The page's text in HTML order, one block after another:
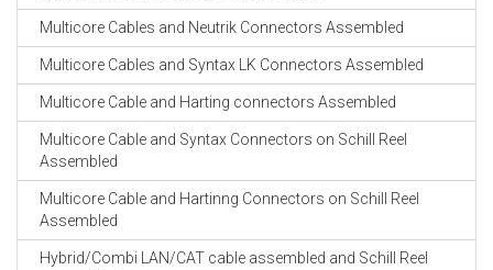
Multicore Cables and Neutrik Connectors Assembled
Multicore Cables and Syntax LK Connectors Assembled
Multicore Cable and Harting connectors Assembled
Multicore Cable and Syntax Connectors on Schill Reel
Assembled
Multicore Cable and Hartinng Connectors on Schill Reel
Assembled
Hybrid/Combi LAN/CAT cable assembled and Schill Reel